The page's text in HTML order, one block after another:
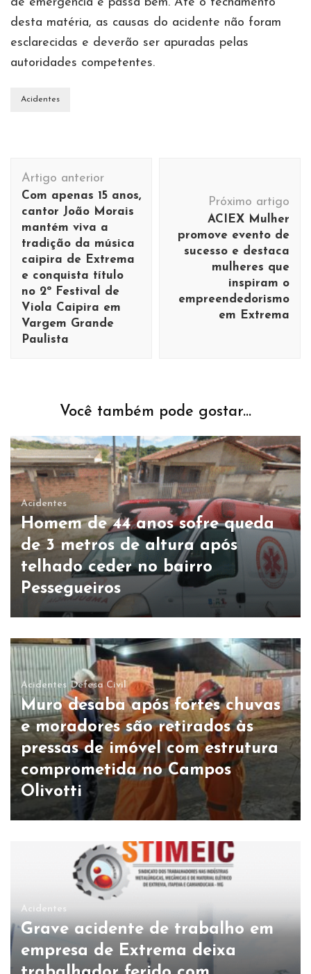
desta matéria, as causas do acidente não foram
esclarecidas e deverão ser apuradas pelas
autoridades competentes.
Acidentes
Navegação
de
post
Artigo anterior
Com apenas 15 anos,
cantor João Morais
mantém viva a
tradição da música
caipira de Extrema
e conquista título
no 2º Festival de
Viola Caipira em
Vargem Grande
Paulista
Próximo artigo
ACIEX Mulher
promove evento de
sucesso e destaca
mulheres que
inspiram o
empreendedorismo
em Extrema
Você também pode gostar...
Acidentes
Homem de 44 anos sofre queda
de 3 metros de altura após
telhado ceder no bairro
Pessegueiros
Acidentes Defesa Civil
Muro desaba após fortes chuvas
e moradores são retirados às
pressas de imóvel com estrutura
comprometida no Campos
Olivotti
Acidentes
Grave acidente de trabalho em
empresa de Extrema deixa